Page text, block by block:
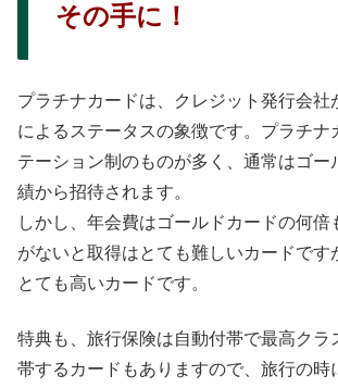
その手に！
プラチナカードは、クレジット発行会社
によるステータスの象徴です。プラチナ
テーション制のものが多く、通常はゴー
績から招待されます。
しかし、年会費はゴールドカードの何倍
がないと取得はとても難しいカードです
とても高いカードです。
特典も、旅行保険は自動付帯で最高クラ
帯するカードもありますので、旅行の時